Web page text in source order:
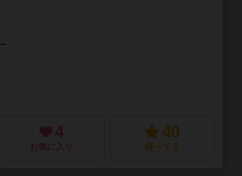
4
お気に入り
40
持ってる